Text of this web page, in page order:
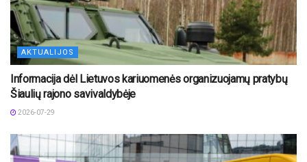
AKTUALIJOS
Informacija dėl Lietuvos kariuomenės organizuojamų pratybų
Šiaulių rajono savivaldybėje
2026-07-29